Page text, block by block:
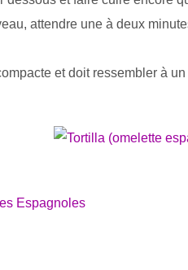
attendre une à deux
et doit ressembler à
Espagnoles